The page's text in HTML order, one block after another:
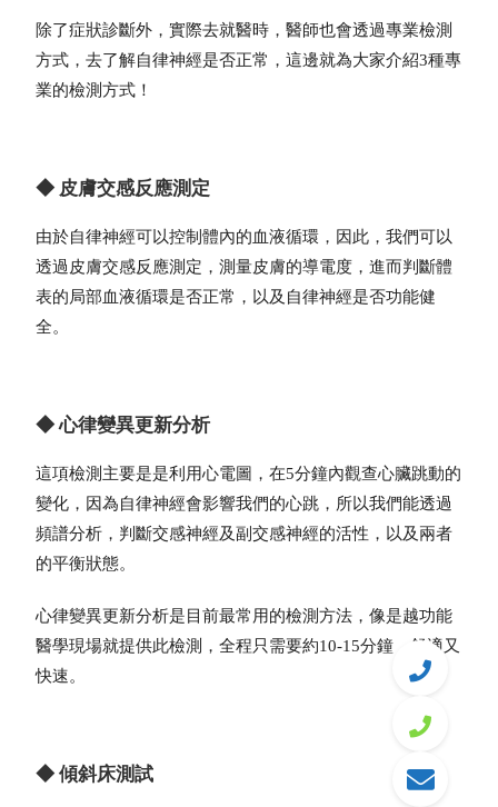
除了症狀診斷外，實際去就醫時，醫師也會透過專業檢測
方式，去了解自律神經是否正常，這邊就為大家介紹3種專
業的檢測方式！
◆ 皮膚交感反應測定
由於自律神經可以控制體內的血液循環，因此，我們可以
透過皮膚交感反應測定，測量皮膚的導電度，進而判斷體
表的局部血液循環是否正常，以及自律神經是否功能健
全。
◆ 心律變異更新分析
這項檢測主要是是利用心電圖，在5分鐘內觀查心臟跳動的
變化，因為自律神經會影響我們的心跳，所以我們能透過
頻譜分析，判斷交感神經及副交感神經的活性，以及兩者
的平衡狀態。
心律變異更新分析是目前最常用的檢測方法，像是越功能
醫學現場就提供此檢測，全程只需要約10-15分鐘，舒適又
快速。
◆ 傾斜床測試